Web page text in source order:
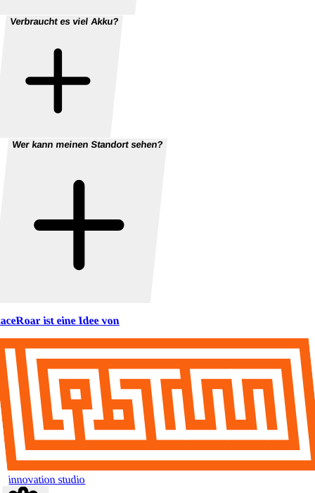
Verbraucht es viel Akku?
Wer kann meinen Standort sehen?
ist eine Idee von
innovation studio